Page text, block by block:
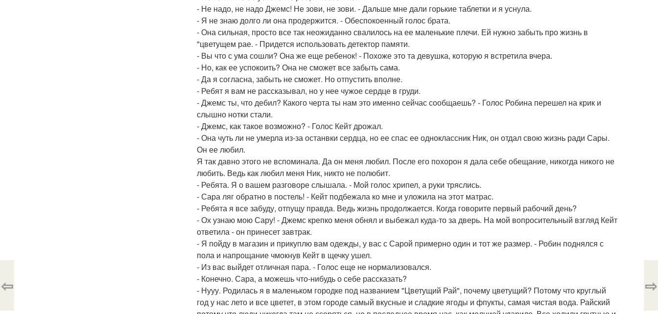
- Не надо, не надо Джемс! Не зови, не зови. - Дальше мне дали горькие таблетки и я уснула.
- Я не знаю долго ли она продержится. - Обеспокоенный голос брата.
- Она сильная, просто все так неожиданно свалилось на ее маленькие плечи. Ей нужно забыть про жизнь в
"цветущем рае. - Придется использовать детектор памяти.
- Вы что с ума сошли? Она же еще ребенок! - Похоже это та девушка, которую я встретила вчера.
- Но, как ее успокоить? Она не сможет все забыть сама.
- Да я согласна, забыть не сможет. Но отпустить вполне.
- Ребят я вам не рассказывал, но у нее чужое сердце в груди.
- Джемс ты, что дебил? Какого черта ты нам это именно сейчас сообщаешь? - Голос Робина перешел на крик и
слышно нотки стали.
- Джемс, как такое возможно? - Голос Кейт дрожал.
- Она чуть ли не умерла из-за останвки сердца, но ее спас ее одноклассник Ник, он отдал свою жизнь ради Сары.
Он ее любил.
Я так давно этого не вспоминала. Да он меня любил. После его похорон я дала себе обещание, никогда никого не
любить. Ведь как любил меня Ник, никто не полюбит.
- Ребята. Я о вашем разговоре слышала. - Мой голос хрипел, а руки тряслись.
- Сара ляг обратно в постель! - Кейт подбежала ко мне и уложила на этот матрас.
- Ребята я все забуду, отпущу правда. Ведь жизнь продолжается. Когда говорите первый рабочий день?
- Ох узнаю мою Сару! - Джемс крепко меня обнял и выбежал куда-то за дверь. На мой вопросительный взгляд Кейт
ответила - он принесет завтрак.
- Я пойду в магазин и прикуплю вам одежды, у вас с Сарой примерно один и тот же размер. - Робин поднялся с
пола и напрощание чмокнув Кейт в щечку ушел.
- Из вас выйдет отличная пара. - Голос еще не нормализовался.
- Конечно. Сара, а можешь что-нибудь о себе рассказать?
- Нууу. Родилась я в маленьком городке под названием "Цветущий Рай", почему цветущий? Потому что круглый
год у нас лето и все цветет, в этом городе самый вкусные и сладкие ягоды и фпукты, самая чистая вода. Райский
⇦ ⇨